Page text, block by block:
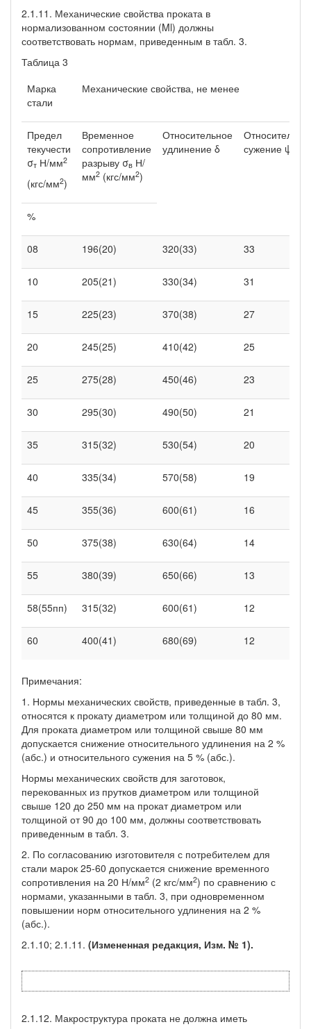
2.1.11. Механические свойства проката в
нормализованном состоянии (Ml) должны
соответствовать нормам, приведенным в табл. 3.
Таблица 3
Марка
стали
Механические свойства, не менее
Предел
текучести
σт Н/мм2
(кгс/мм2)
Временное
сопротивление
разрыву σв Н/
мм2 (кгс/мм2)
Относительное
удлинение δ
сужение ψ
%
08 196(20) 320(33) 33
10 205(21) 330(34) 31
15 225(23) 370(38) 27
20 245(25) 410(42) 25
25 275(28) 450(46) 23
30 295(30) 490(50) 21
35 315(32) 530(54) 20
40 335(34) 570(58) 19
45 355(36) 600(61) 16
50 375(38) 630(64) 14
55 380(39) 650(66) 13
58(55пп) 315(32) 600(61) 12
60 400(41) 680(69) 12
Примечания:
1. Нормы механических свойств, приведенные в табл. 3,
относятся к прокату диаметром или толщиной до 80 мм.
Для проката диаметром или толщиной свыше 80 мм
допускается снижение относительного удлинения на 2 %
(абс.) и относительного сужения на 5 % (абс.).
Нормы механических свойств для заготовок,
перекованных из прутков диаметром или толщиной
свыше 120 до 250 мм на прокат диаметром или
толщиной от 90 до 100 мм, должны соответствовать
приведенным в табл. 3.
2. По согласованию изготовителя с потребителем для
стали марок 25-60 допускается снижение временного
сопротивления на 20 Н/мм2 (2 кгс/мм2) по сравнению с
нормами, указанными в табл. 3, при одновременном
повышении норм относительного удлинения на 2 %
(абс.).
2.1.10; 2.1.11. (Измененная редакция, Изм. № 1).
2.1.12. Макроструктура проката не должна иметь